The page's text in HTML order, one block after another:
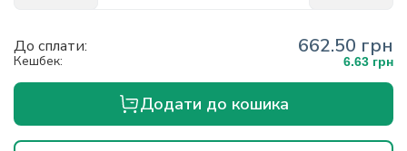
До сплати: 662.50 грн
Кешбек: 6.63 грн
Додати до кошика